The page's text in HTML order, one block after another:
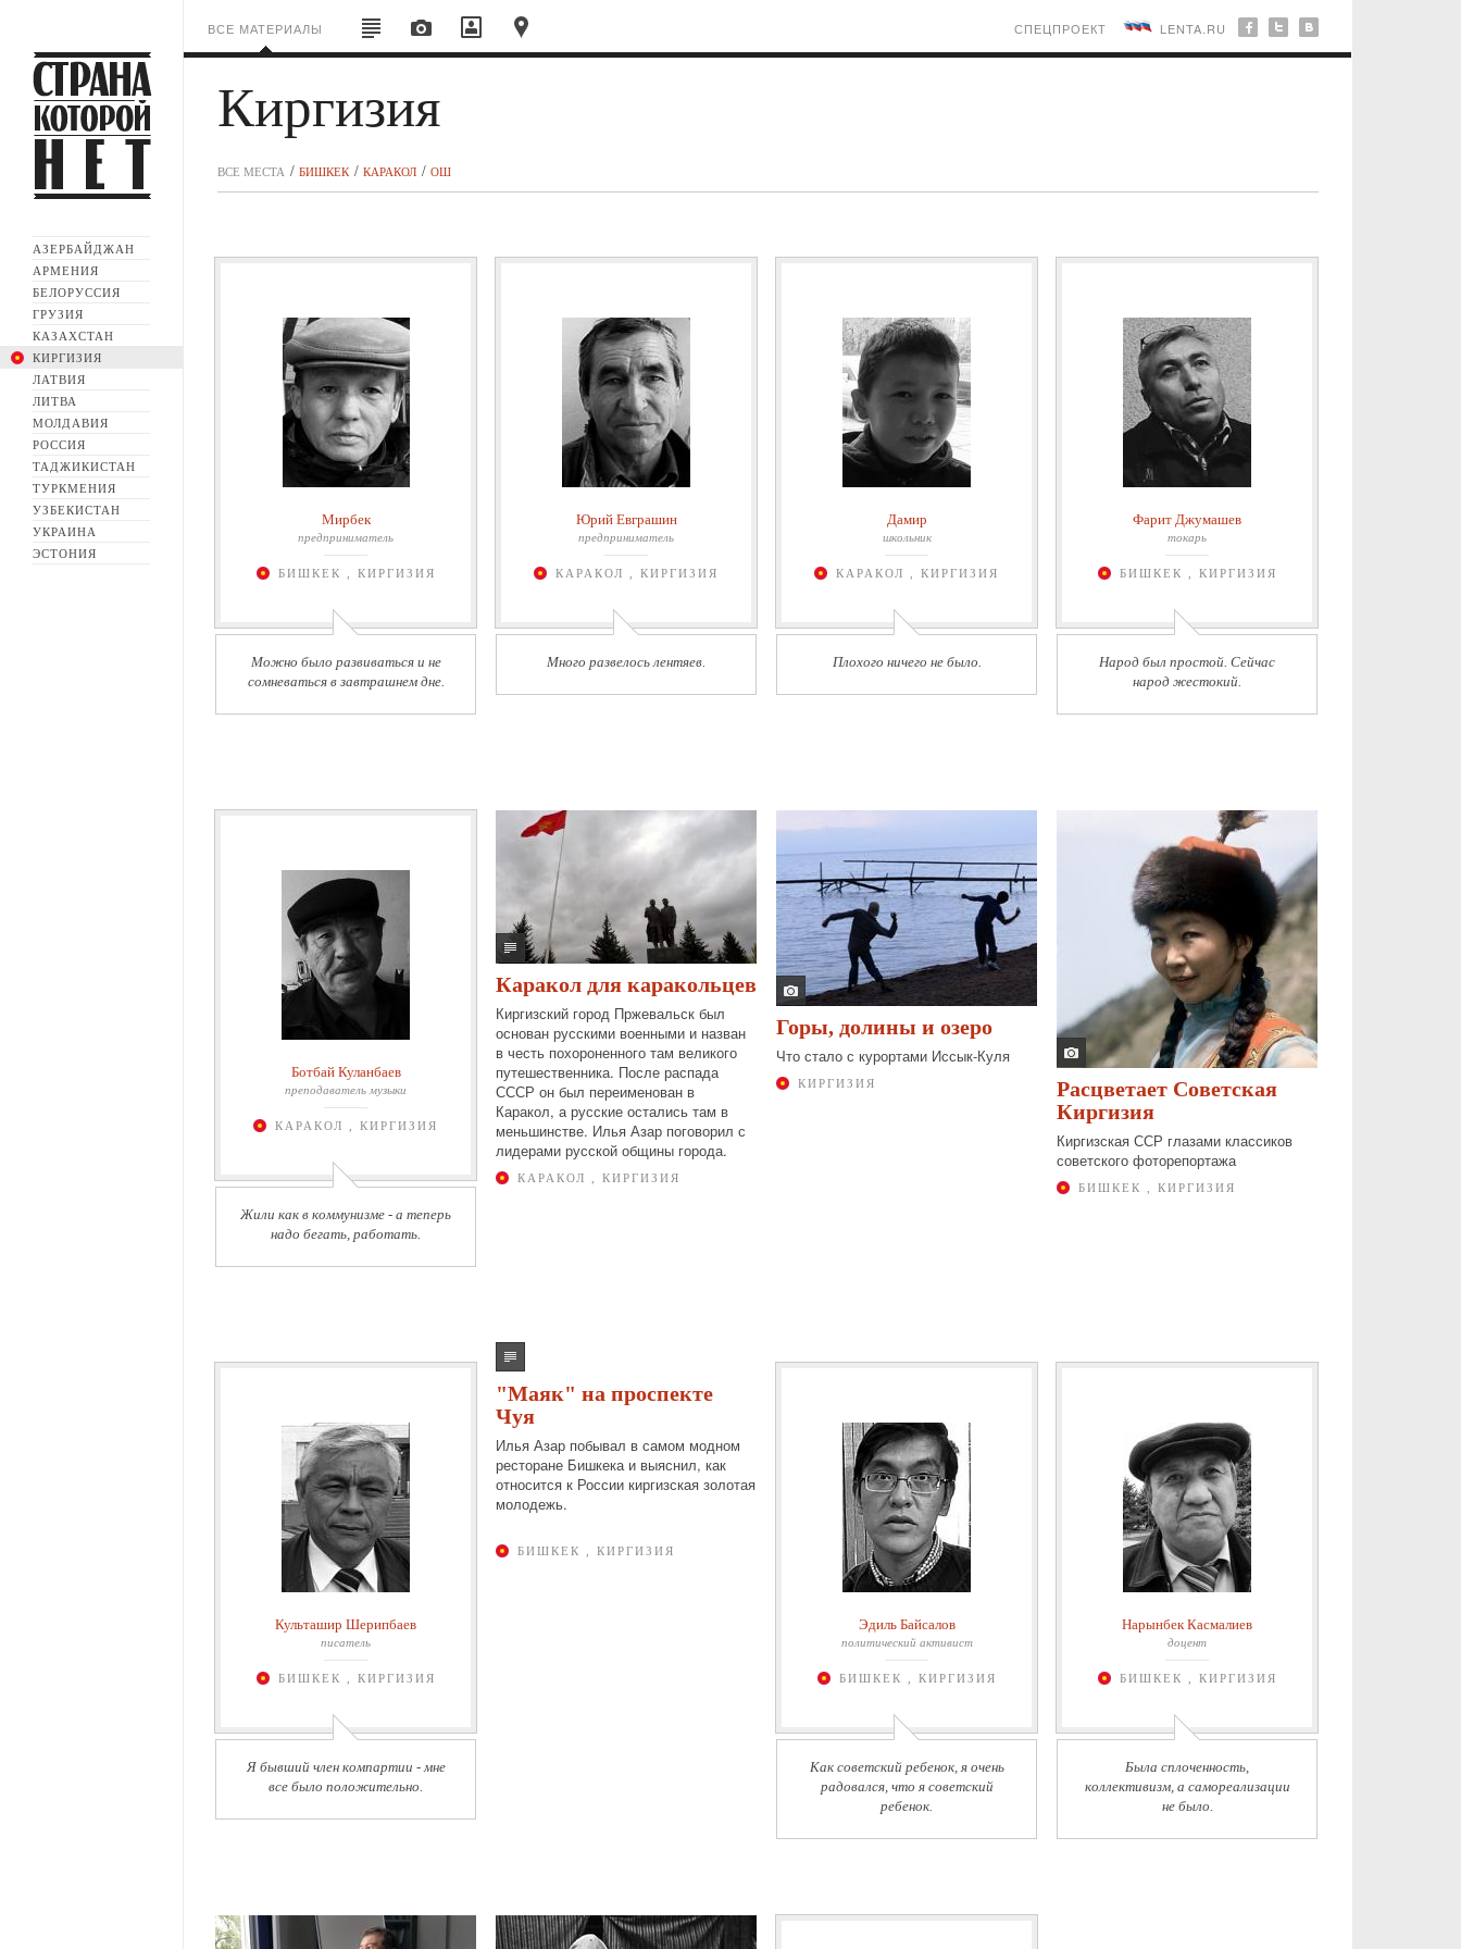
АЗЕРБАЙДЖАН
АРМЕНИЯ
БЕЛОРУССИЯ
ГРУЗИЯ
КАЗАХСТАН
КИРГИЗИЯ
ЛАТВИЯ
ЛИТВА
МОЛДАВИЯ
РОССИЯ
ТАДЖИКИСТАН
ТУРКМЕНИЯ
УЗБЕКИСТАН
УКРАИНА
ЭСТОНИЯ
ВСЕ МАТЕРИАЛЫ СПЕЦПРОЕКТ LENTA.RU
Киргизия
ВСЕ МЕСТА БИШКЕК КАРАКОЛ ОШ
Мирбек
предприниматель
БИШКЕК , КИРГИЗИЯ
Можно было развиваться и не
сомневаться в завтрашнем дне.
Юрий Евграшин
предприниматель
КАРАКОЛ , КИРГИЗИЯ
Много развелось лентяев.
Дамир
школьник
КАРАКОЛ , КИРГИЗИЯ
Плохого ничего не было.
Фарит Джумашев
токарь
БИШКЕК , КИРГИЗИЯ
Народ был простой. Сейчас
народ жестокий.
Ботбай Куланбаев
преподаватель музыки
КАРАКОЛ , КИРГИЗИЯ
Жили как в коммунизме - а теперь
надо бегать, работать.
Каракол для каракольцев
Киргизский город Пржевальск был
основан русскими военными и назван
в честь похороненного там великого
путешественника. После распада
СССР он был переименован в
Каракол, а русские остались там в
меньшинстве. Илья Азар поговорил с
лидерами русской общины города.
КАРАКОЛ , КИРГИЗИЯ
Горы, долины и озеро
Что стало с курортами Иссык-Куля
КИРГИЗИЯ
Расцветает Советская
Киргизия
Киргизская ССР глазами классиков
советского фоторепортажа
БИШКЕК , КИРГИЗИЯ
Культашир Шерипбаев
писатель
БИШКЕК , КИРГИЗИЯ
Я бывший член компартии - мне
все было положительно.
"Маяк" на проспекте
Чуя
Илья Азар побывал в самом модном
ресторане Бишкека и выяснил, как
относится к России киргизская золотая
молодежь.
БИШКЕК , КИРГИЗИЯ
Эдиль Байсалов
политический активист
БИШКЕК , КИРГИЗИЯ
Как советский ребенок, я очень
радовался, что я советский
ребенок.
Нарынбек Касмалиев
доцент
БИШКЕК , КИРГИЗИЯ
Была сплоченность,
коллективизм, а самореализации
не было.